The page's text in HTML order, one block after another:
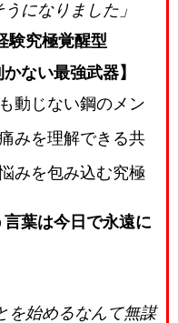
になりました」
験究極覚醒型
ない最強武器】
動じない鋼のメン
みを理解できる共
みを包み込む究極
葉は今日で永遠に
を始めるなんて無謀